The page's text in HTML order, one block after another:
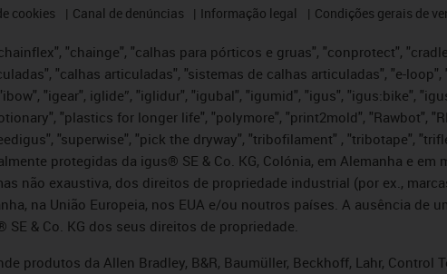
cookies Canal de denúncias Informação legal Condições gerais de
"chainge", "calhas para pórticos e gruas", "conprotect",
"calhas articuladas", "sistemas de calhas articuladas", "e-
"igear", iglide”, "iglidur", "igubal", "igumid", "igus", "igus:bike",
"plastics for longer life", "polymore", "print2mold", "Rawbot",
"superwise", "pick the dryway", "tribofilament" , "tribotape",
protegidas da igus® SE & Co. KG, Colónia, em Alemanha e
não exaustiva, dos direitos de propriedade industrial (por ex.,
na União Europeia, nos EUA e/ou noutros países. A ausência de
& Co. KG dos seus direitos de propriedade.
produtos da Allen Bradley, B&R, Baumüller, Beckhoff, Lahr, Control